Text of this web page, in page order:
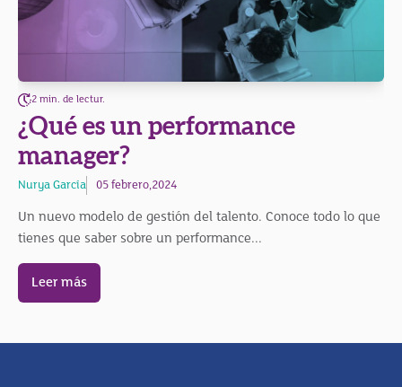
2 min. de lectur.
¿Qué es un performance
manager?
Nurya García 05 febrero,2024
Un nuevo modelo de gestión del talento. Conoce todo lo que
tienes que saber sobre un performance...
Leer más